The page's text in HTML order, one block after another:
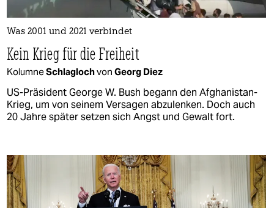
Was 2001 und 2021 verbindet
Kein Krieg für die Freiheit
KolumneSchlaglochvon Georg Diez
US-Präsident George W. Bush begann den Afghanistan-
Krieg, um von seinem Versagen abzulenken. Doch auch
20 Jahre später setzen sich Angst und Gewalt fort.